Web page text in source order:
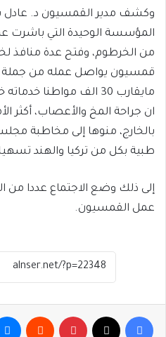
وكشف مدير القمسيون د. عادل
المؤسسة الوحيدة التي باشرت
مايقارب 30 الف مواطنا
ان جراحة المخ والأعصاب، أكثر
بالخارج، منوها إلى مخاطبة
طبية بكل من تركيا والهند
إلى ذلك وضع الاجتماع عددا من
عمل القمسيون.
فيسبوك بينتيريست